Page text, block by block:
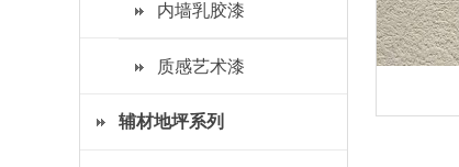
内墙乳胶漆
质感艺术漆
辅材地坪系列